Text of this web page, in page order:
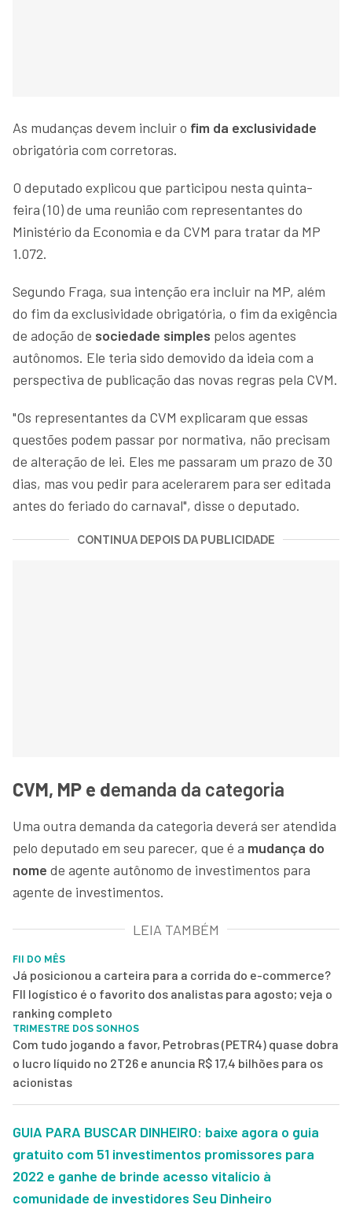
As mudanças devem incluir o fim da exclusividade
obrigatória com corretoras.
O deputado explicou que participou nesta quinta-
feira (10) de uma reunião com representantes do
Ministério da Economia e da CVM para tratar da MP
1.072.
Segundo Fraga, sua intenção era incluir na MP, além
do fim da exclusividade obrigatória, o fim da exigência
de adoção de sociedade simples pelos agentes
autônomos. Ele teria sido demovido da ideia com a
perspectiva de publicação das novas regras pela CVM.
"Os representantes da CVM explicaram que essas
questões podem passar por normativa, não precisam
de alteração de lei. Eles me passaram um prazo de 30
dias, mas vou pedir para acelerarem para ser editada
antes do feriado do carnaval", disse o deputado.
CONTINUA DEPOIS DA PUBLICIDADE
CVM, MP e demanda da categoria
Uma outra demanda da categoria deverá ser atendida
pelo deputado em seu parecer, que é a mudança do
nome de agente autônomo de investimentos para
agente de investimentos.
LEIA TAMBÉM
FII DO MÊS
Já posicionou a carteira para a corrida do e-commerce?
FII logístico é o favorito dos analistas para agosto; veja o
ranking completo
TRIMESTRE DOS SONHOS
Com tudo jogando a favor, Petrobras (PETR4) quase dobra
o lucro líquido no 2T26 e anuncia R$ 17,4 bilhões para os
acionistas
GUIA PARA BUSCAR DINHEIRO: baixe agora o guia
gratuito com 51 investimentos promissores para
2022 e ganhe de brinde acesso vitalício à
comunidade de investidores Seu Dinheiro